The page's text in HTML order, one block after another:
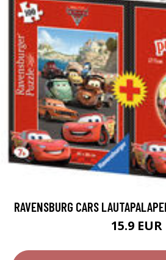
RAVENSBURG CARS
15.9 EUR